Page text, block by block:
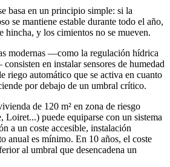
basa en un principio simple: si la
se mantiene estable durante todo el año,
hincha, y los cimientos no se mueven.
modernas —como la regulación hídrica
en instalar sensores de humedad
riego automático que se activa en cuanto
por debajo de un umbral crítico.
de 120 m² en zona de riesgo
Loiret...) puede equiparse con un sistema
a un coste accesible, instalación
anual es mínimo. En 10 años, el coste
al umbral que desencadena un